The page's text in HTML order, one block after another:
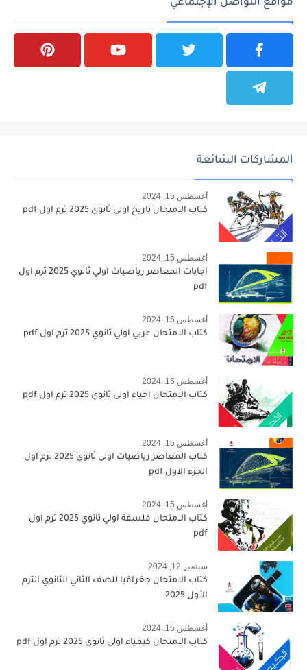
مواقع التواصل الإجتماعي
المشاركات الشائعة
أغسطس 15, 2024
كتاب الامتحان تاريخ اولي ثانوي 2025 ترم اول pdf
أغسطس 15, 2024
اجابات المعاصر رياضيات اولي ثانوي 2025 ترم اول
pdf
أغسطس 15, 2024
كتاب الامتحان عربي اولي ثانوي 2025 ترم اول pdf
أغسطس 15, 2024
كتاب الامتحان احياء اولي ثانوي 2025 ترم اول pdf
أغسطس 15, 2024
كتاب المعاصر رياضيات اولي ثانوي 2025 ترم اول
الجزء الاول pdf
أغسطس 15, 2024
كتاب الامتحان فلسفة اولي ثانوي 2025 ترم اول
pdf
سبتمبر 12, 2024
كتاب الامتحان جغرافيا للصف الثاني الثانوي الترم
الأول 2025
أغسطس 15, 2024
كتاب الامتحان كيمياء اولي ثانوي 2025 ترم اول pdf